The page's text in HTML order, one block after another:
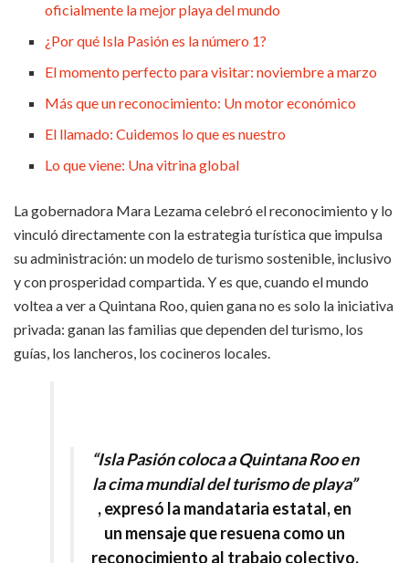
oficialmente la mejor playa del mundo
¿Por qué Isla Pasión es la número 1?
El momento perfecto para visitar: noviembre a marzo
Más que un reconocimiento: Un motor económico
El llamado: Cuidemos lo que es nuestro
Lo que viene: Una vitrina global
La gobernadora Mara Lezama celebró el reconocimiento y lo
vinculó directamente con la estrategia turística que impulsa
su administración: un modelo de turismo sostenible, inclusivo
y con prosperidad compartida. Y es que, cuando el mundo
voltea a ver a Quintana Roo, quien gana no es solo la iniciativa
privada: ganan las familias que dependen del turismo, los
guías, los lancheros, los cocineros locales.
“Isla Pasión coloca a Quintana Roo en
la cima mundial del turismo de playa”
,expresó la mandataria estatal, en
un mensaje que resuena como un
reconocimiento al trabajo colectivo.